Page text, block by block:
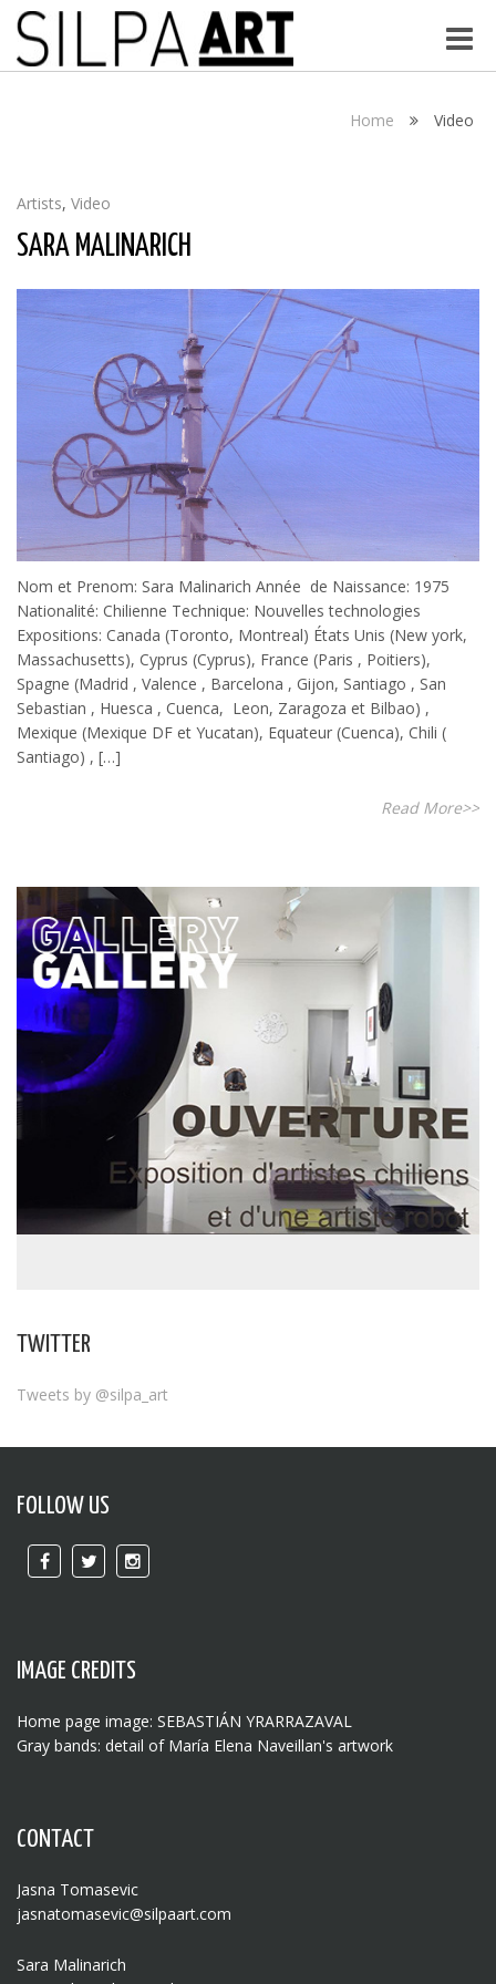
Toggle
Home Video
Artists, Video
SARA MALINARICH
Nom et Prenom: Sara Malinarich Année de Naissance: 1975
Nationalité: Chilienne Technique: Nouvelles technologies
Expositions: Canada (Toronto, Montreal) États Unis (New york,
Massachusetts), Cyprus (Cyprus), France (Paris , Poitiers),
Spagne (Madrid , Valence , Barcelona , Gijon, Santiago , San
Sebastian , Huesca , Cuenca, Leon, Zaragoza et Bilbao) ,
Mexique (Mexique DF et Yucatan), Equateur (Cuenca), Chili (
Santiago) , […]
Read More>>
TWITTER
Tweets by @silpa_art
FOLLOW US
IMAGE CREDITS
Home page image: SEBASTIÁN YRARRAZAVAL
Gray bands: detail of María Elena Naveillan's artwork
CONTACT
Jasna Tomasevic
jasnatomasevic@silpaart.com
Sara Malinarich